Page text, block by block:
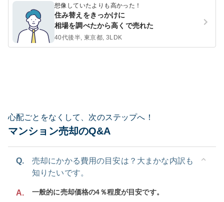
想像していたよりも高かった！
住み替えをきっかけに
相場を調べたから高くで売れた
40代後半, 東京都, 3LDK
心配ごとをなくして、次のステップへ！
マンション売却のQ&A
Q.
売却にかかる費用の目安は？大まかな内訳も
知りたいです。
A.
一般的に売却価格の4％程度が目安です。